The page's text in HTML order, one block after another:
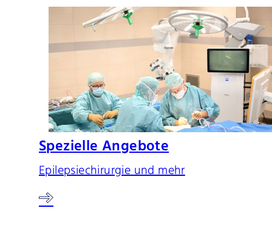
Spezielle Angebote
Epilepsiechirurgie und mehr